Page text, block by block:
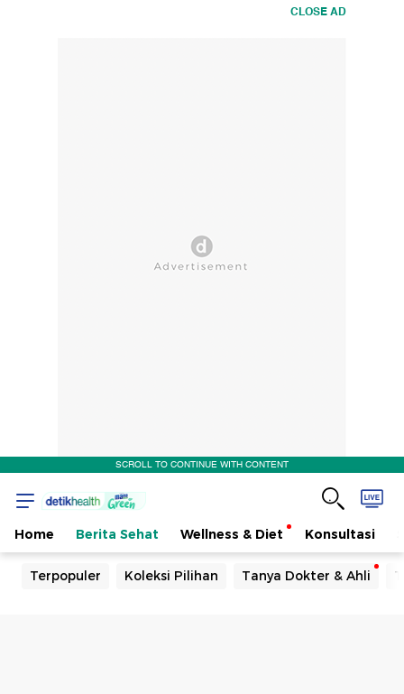
CLOSE AD
SCROLL TO CONTINUE WITH CONTENT
Home Berita Sehat Wellness & Diet Konsultasi
Terpopuler Koleksi Pilihan Tanya Dokter & Ahli